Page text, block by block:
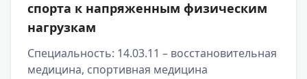
спорта к напряженным физическим
нагрузкам
Специальность: 14.03.11 – восстановительная
медицина, спортивная медицина